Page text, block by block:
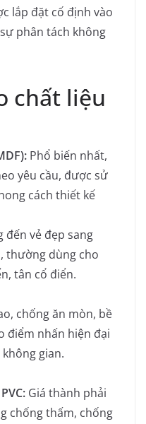
lắp đặt cố định vào
phân tách không
chất liệu
Phổ biến nhất,
yêu cầu, được sử
cách thiết kế
đến vẻ đẹp sang
thường dùng cho
tân cổ điển.
chống ăn mòn, bề
điểm nhấn hiện đại
gian.
Giá thành phải
chống thấm, chống